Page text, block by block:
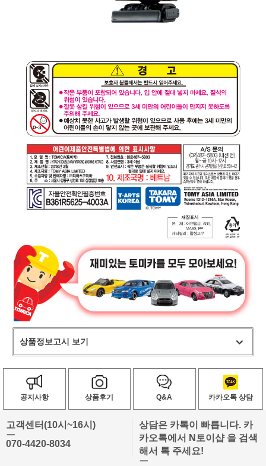
상품정보고시 보기
공지사항 상품후기 Q&A 카카오톡 상담
고객센터(10시~16시)
ㅡ
070-4420-8034
상담은 카톡이 빠릅니다. 카
카오톡에서 N토이샵 을 검색
해서 톡 주세요!
ㅡ